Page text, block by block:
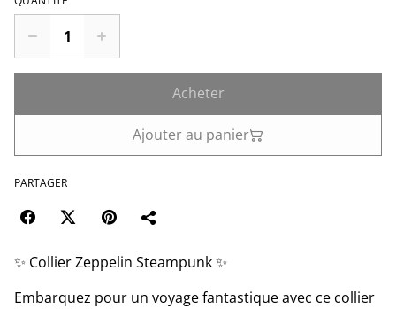
Acheter
Ajouter au panier
PARTAGER
✨ Collier Zeppelin Steampunk ✨
Embarquez pour un voyage fantastique avec ce collier